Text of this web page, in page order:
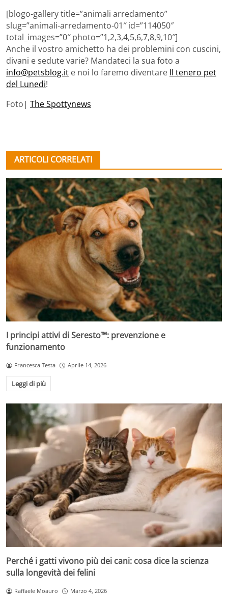
[blogo-gallery title=”animali arredamento”
slug=”animali-arredamento-01″ id=”114050″
total_images=”0″ photo=”1,2,3,4,5,6,7,8,9,10″]
Anche il vostro amichetto ha dei problemini con cuscini,
divani e sedute varie? Mandateci la sua foto a
info@petsblog.it e noi lo faremo diventare Il tenero pet
del Lunedi!
Foto| The Spottynews
ARTICOLI CORRELATI
I principi attivi di Seresto™: prevenzione e
funzionamento
Francesca Testa Aprile 14, 2026
Leggi di più
Perché i gatti vivono più dei cani: cosa dice la scienza
sulla longevità dei felini
Raffaele Moauro Marzo 4, 2026